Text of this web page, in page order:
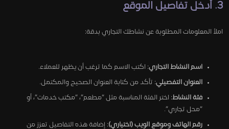
3. أدخل تفاصيل الموقع
املأ المعلومات المطلوبة عن نشاطك التجاري بدقة:
اسم النشاط التجاري: اكتب الاسم كما ترغب أن يظهر للعملاء.
العنوان التفصيلي: تأكد من كتابة العنوان الصحيح والمكتمل.
فئة النشاط: اختر الفئة المناسبة مثل “مطعم”، “مكتب خدمات”، أو
“محل تجاري”.
رقم الهاتف وموقع الويب (اختياري): إضافة هذه التفاصيل تعزز من